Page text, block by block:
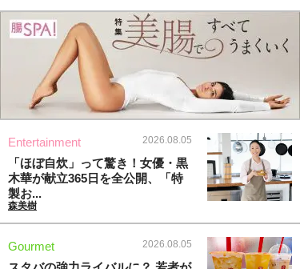
Entertainment 2026.08.05
「ほぼ自炊」って驚き！女優・黒
木華が献立365日を全公開、「特
製お...
森美樹
Gourmet 2026.08.05